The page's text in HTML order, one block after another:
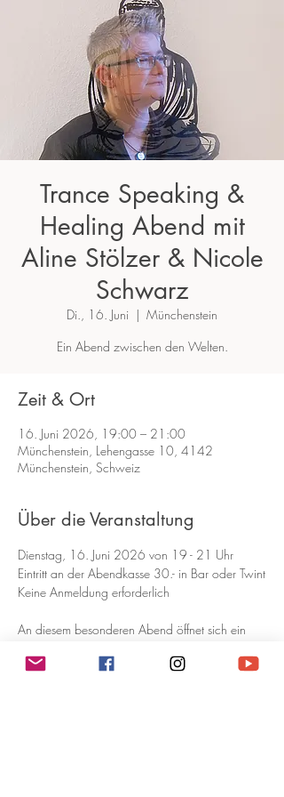
Trance Speaking &
Healing Abend mit
Aline Stölzer & Nicole
Schwarz
Di., 16. Juni
  |
Münchenstein
Ein Abend zwischen den Welten.
Zeit & Ort
16. Juni 2026, 19:00 – 21:00
Münchenstein, Lehengasse 10, 4142
Münchenstein, Schweiz
Über die Veranstaltung
Dienstag, 16. Juni 2026 von 19 - 21 Uhr
Eintritt an der Abendkasse 30.- in Bar oder Twint
Keine Anmeldung erforderlich
An diesem besonderen Abend öffnet sich ein